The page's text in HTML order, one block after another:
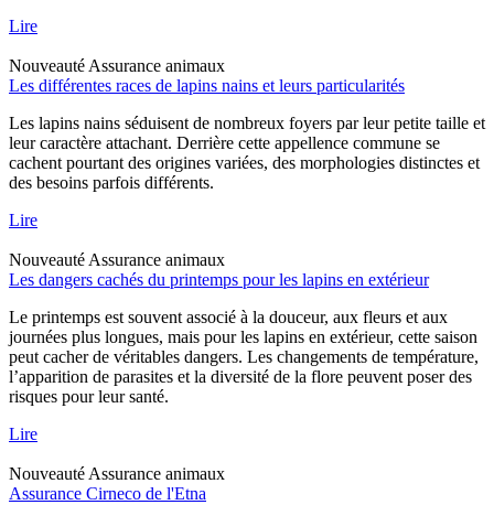
Lire
Nouveauté Assurance animaux
Les différentes races de lapins nains et leurs particularités
Les lapins nains séduisent de nombreux foyers par leur petite taille et
leur caractère attachant. Derrière cette appellence commune se
cachent pourtant des origines variées, des morphologies distinctes et
des besoins parfois différents.
Lire
Nouveauté Assurance animaux
Les dangers cachés du printemps pour les lapins en extérieur
Le printemps est souvent associé à la douceur, aux fleurs et aux
journées plus longues, mais pour les lapins en extérieur, cette saison
peut cacher de véritables dangers. Les changements de température,
l’apparition de parasites et la diversité de la flore peuvent poser des
risques pour leur santé.
Lire
Nouveauté Assurance animaux
Assurance Cirneco de l'Etna